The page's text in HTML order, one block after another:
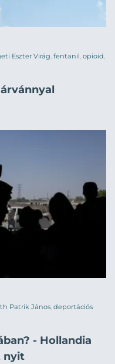
Eszter Virág, fentanil, opioid,
Patrik János, deportációs
- Hollandia
nyit